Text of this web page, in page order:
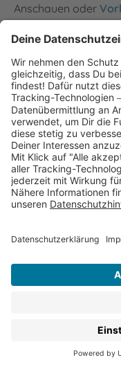
Anschauen oder
die Seiten und
Kinder ab 5 Jahren.
Für Kinder ab 5
Verlagen:
Bilderbücher
Vorlesebücher
Kinderbuch-
Sachbücher
Kinderbuch-
Malbücher &
Christliche
Kinderbuch-
Du möchtest